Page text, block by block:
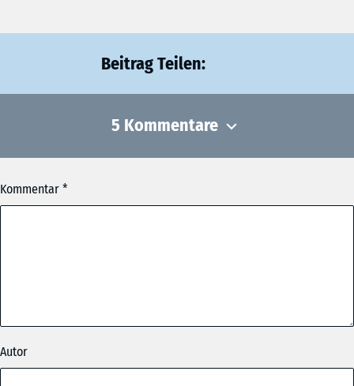
Beitrag Teilen:
5 Kommentare
Der Macher
a Maß. Resch a geh Hendl, gwiss obacht zua. Maibam
Kommentar
Autor